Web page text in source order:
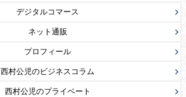
デジタルコマース
ネット通販
プロフィール
西村公児のビジネスコラム
西村公児のプライベート